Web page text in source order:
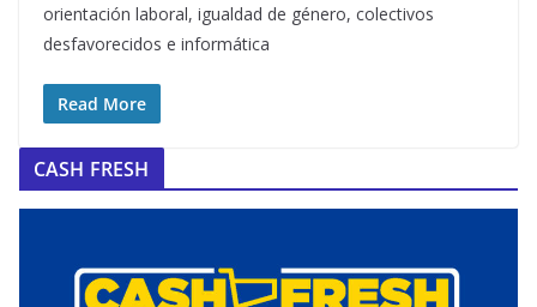
orientación laboral, igualdad de género, colectivos
desfavorecidos e informática
Read More
CASH FRESH